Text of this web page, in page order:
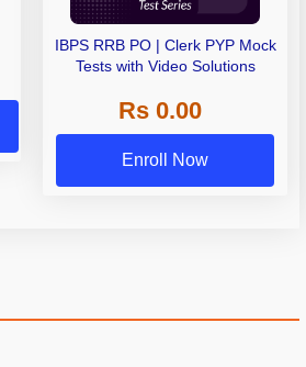
IBPS RRB PO | Clerk PYP Mock
Tests with Video Solutions
Rs 0.00
Enroll Now